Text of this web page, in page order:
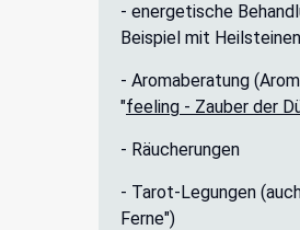
- energetische
Beispiel mit Heilsteinen
- Aromaberatung
"feeling - Zauber der
- Räucherungen
- Tarot-Legungen
Ferne")